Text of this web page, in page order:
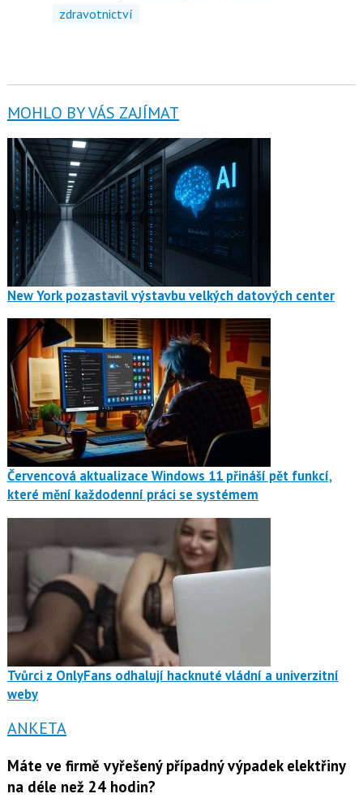
zdravotnictví
MOHLO BY VÁS ZAJÍMAT
New York pozastavil výstavbu velkých datových center
Červencová aktualizace Windows 11 přináší pět funkcí,
které mění každodenní práci se systémem
Tvůrci z OnlyFans odhalují hacknuté vládní a univerzitní
weby
ANKETA
Máte ve firmě vyřešený případný výpadek elektřiny
na déle než 24 hodin?